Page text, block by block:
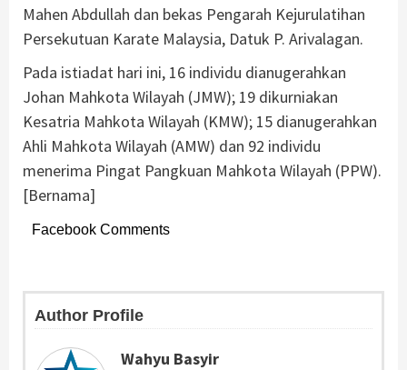
Mahen Abdullah dan bekas Pengarah Kejurulatihan
Persekutuan Karate Malaysia, Datuk P. Arivalagan.
Pada istiadat hari ini, 16 individu dianugerahkan
Johan Mahkota Wilayah (JMW); 19 dikurniakan
Kesatria Mahkota Wilayah (KMW); 15 dianugerahkan
Ahli Mahkota Wilayah (AMW) dan 92 individu
menerima Pingat Pangkuan Mahkota Wilayah (PPW).
[Bernama]
Facebook Comments
Author Profile
Wahyu Basyir